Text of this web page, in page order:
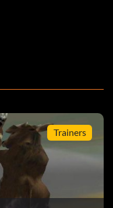
Trainers